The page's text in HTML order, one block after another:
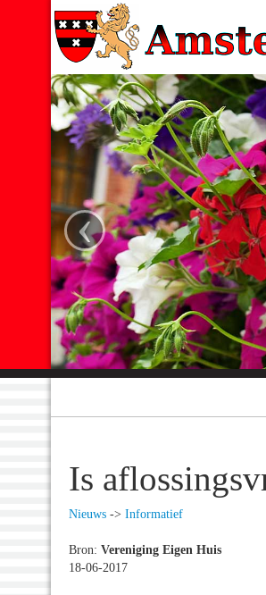
‹
Is
Nieuws -> Informatief
Bron: Vereniging Eigen Huis
18-06-2017